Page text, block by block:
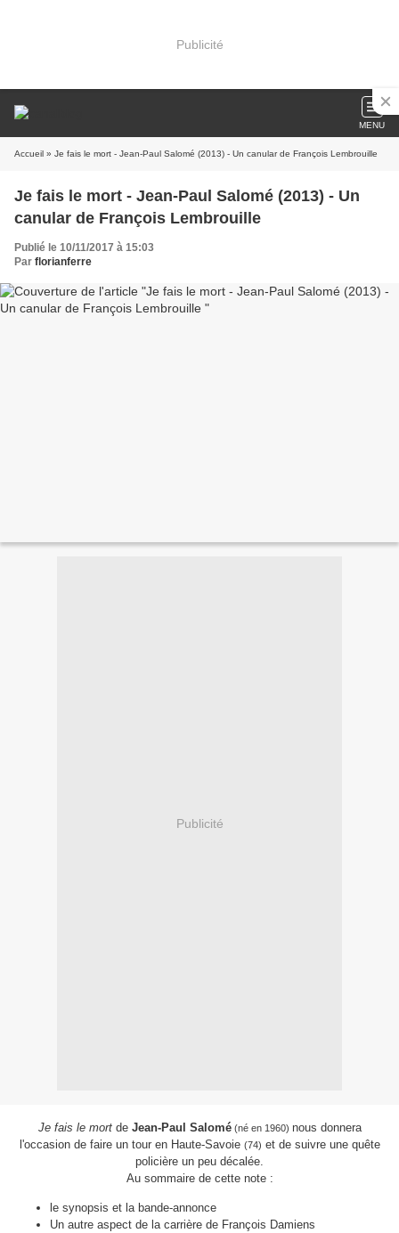
Publicité
MENU
Accueil » Je fais le mort - Jean-Paul Salomé (2013) - Un canular de François Lembrouille
Je fais le mort - Jean-Paul Salomé (2013) - Un
canular de François Lembrouille
Publié le 10/11/2017 à 15:03
Par florianferre
Publicité
Je fais le mort de Jean-Paul Salomé(né en 1960) nous donnera
l'occasion de faire un tour en Haute-Savoie (74) et de suivre une quête
policière un peu décalée.
Au sommaire de cette note :
le synopsis et la bande-annonce
Un autre aspect de la carrière de François Damiens